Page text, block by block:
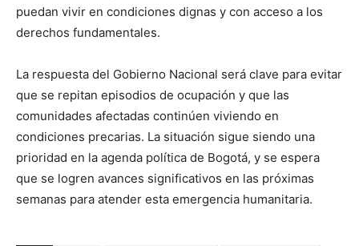
puedan vivir en condiciones dignas y con acceso a los
derechos fundamentales.
La respuesta del Gobierno Nacional será clave para evitar
que se repitan episodios de ocupación y que las
comunidades afectadas continúen viviendo en
condiciones precarias. La situación sigue siendo una
prioridad en la agenda política de Bogotá, y se espera
que se logren avances significativos en las próximas
semanas para atender esta emergencia humanitaria.